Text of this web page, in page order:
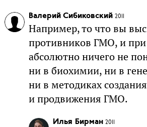
Валерий Сибиковский 2011
Например, то что вы
противников ГМО, и
абсолютно ничего не
ни в биохимии, ни в
ни в методиках создания
и продвижения ГМО.
Илья Бирман 2011